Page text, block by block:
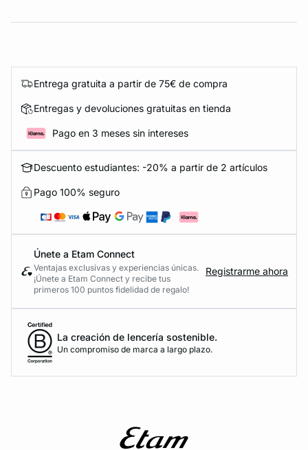
Entrega gratuita a partir de 75€ de compra
Entregas y devoluciones gratuitas en tienda
Pago en 3 meses sin intereses
Descuento estudiantes: -20% a partir de 2 artículos
Pago 100% seguro
Únete a Etam Connect
Ventajas exclusivas y experiencias únicas.
¡Únete a Etam Connect y recibe tus
primeros 100 puntos fidelidad de regalo!
Registrarme ahora
La creación de lencería sostenible.
Un compromiso de marca a largo plazo.